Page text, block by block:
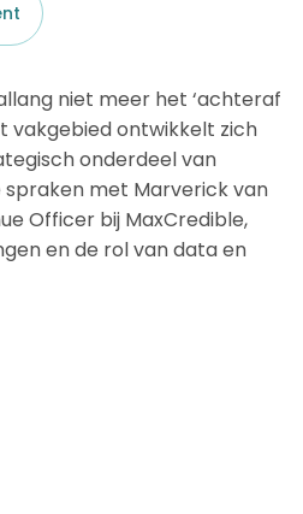
niet meer het ‘achteraf
vakgebied ontwikkelt zich
onderdeel van
met Marverick van
Officer bij MaxCredible,
en de rol van data en